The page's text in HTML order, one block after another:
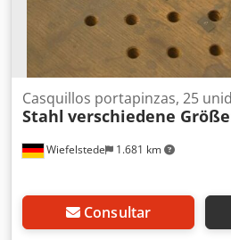
Wiefelstede 1.681 km
Casquillos portapinzas, 25
Stahl verschiedene
Consultar